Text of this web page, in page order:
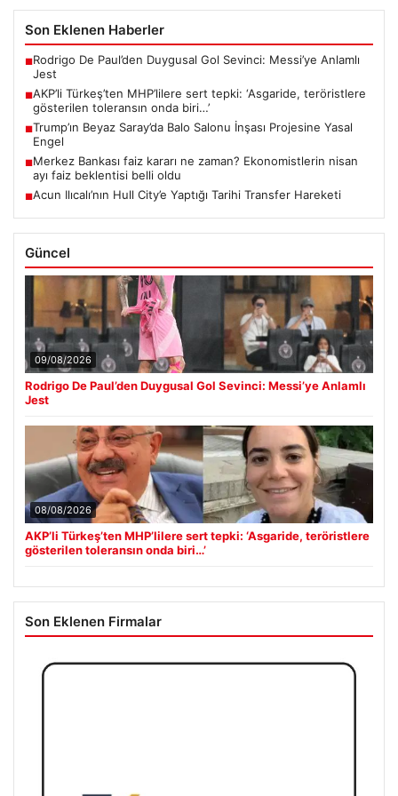
Son Eklenen Haberler
■Rodrigo De Paul’den Duygusal Gol Sevinci: Messi’ye Anlamlı
Jest
■AKP’li Türkeş’ten MHP’lilere sert tepki: ‘Asgaride, teröristlere
gösterilen toleransın onda biri…’
■Trump’ın Beyaz Saray’da Balo Salonu İnşası Projesine Yasal
Engel
■Merkez Bankası faiz kararı ne zaman? Ekonomistlerin nisan
ayı faiz beklentisi belli oldu
■Acun Ilıcalı’nın Hull City’e Yaptığı Tarihi Transfer Hareketi
Güncel
09/08/2026
Rodrigo De Paul’den Duygusal Gol Sevinci: Messi’ye Anlamlı
Jest
08/08/2026
AKP’li Türkeş’ten MHP’lilere sert tepki: ‘Asgaride, teröristlere
gösterilen toleransın onda biri…’
Son Eklenen Firmalar